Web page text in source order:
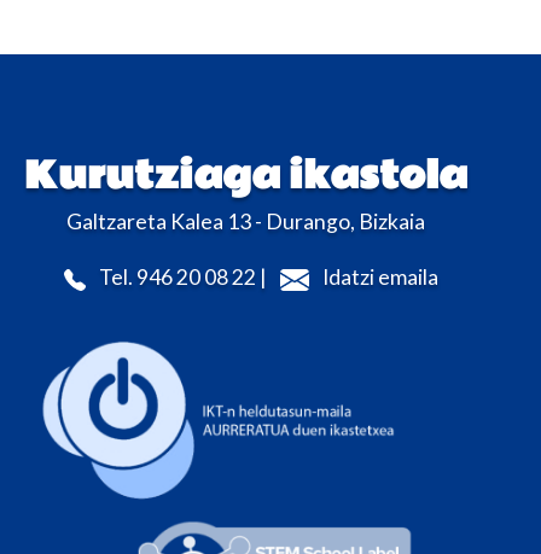
Kurutziaga ikastola
Galtzareta Kalea 13 - Durango, Bizkaia
Tel. 946 20 08 22 | Idatzi emaila